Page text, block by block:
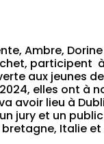
Ambre,
participent
aux jeunes de
elles ont à
avoir lieu à
jury et un
Italie